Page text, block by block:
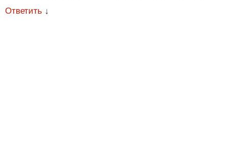
Ответить ↓